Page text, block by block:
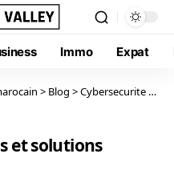
Immo Expat
> Blog >Cybersecurite
et solutions